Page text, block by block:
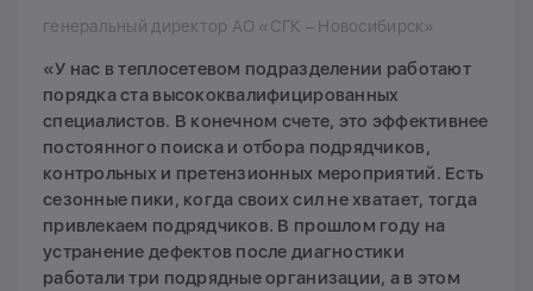
генеральный директор АО «СГК – Новосибирск»
«У нас в теплосетевом подразделении работают
порядка ста высококвалифицированных
специалистов. В конечном счете, это эффективнее
постоянного поиска и отбора подрядчиков,
контрольных и претензионных мероприятий. Есть
сезонные пики, когда своих сил не хватает, тогда
привлекаем подрядчиков. В прошлом году на
устранение дефектов после диагностики
работали три подрядные организации, а в этом